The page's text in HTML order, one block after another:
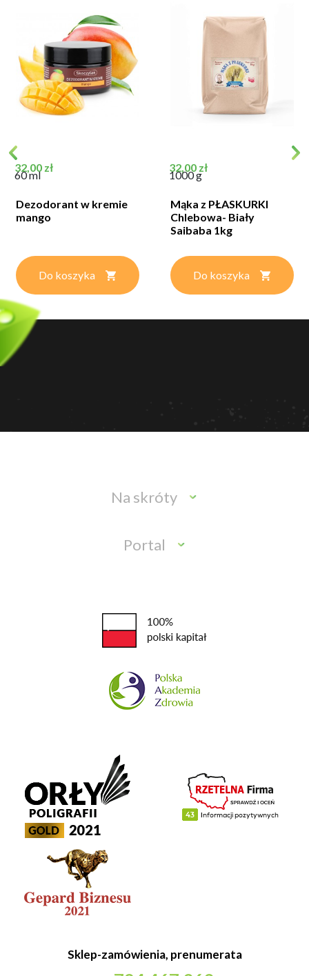
Cena
32,00 zł
60 ml
Dezodorant w kremie
mango
Do koszyka
Cena
32,00 zł
1000 g
Mąka z PŁASKURKI
Chlebowa- Biały
Saibaba 1kg
Do koszyka
Na skróty
Portal
Sklep-zamówienia, prenumerata